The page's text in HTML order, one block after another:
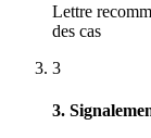
Lettre
des cas
3
3.